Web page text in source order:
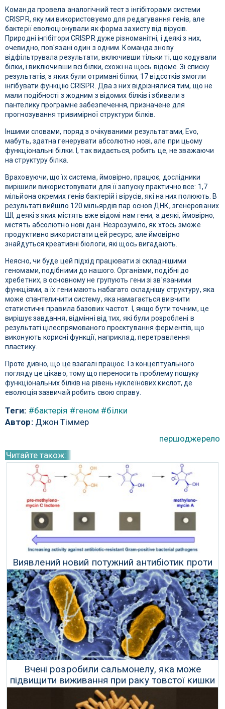
Команда провела аналогічний тест з інгібіторами системи
CRISPR, яку ми використовуємо для редагування генів, але
бактерії еволюціонували як форма захисту від вірусів.
Природні інгібітори CRISPR дуже різноманітні, і деякі з них,
очевидно, пов'язані один з одним. Команда знову
відфільтрувала результати, включивши тільки ті, що кодували
білки, і виключивши всі білки, схожі на щось відоме. Зі списку
результатів, з яких були отримані білки, 17 відсотків змогли
інгібувати функцію CRISPR. Два з них відрізнялися тим, що не
мали подібності з жодним з відомих білків і збивали з
пантелику програмне забезпечення, призначене для
прогнозування тривимірної структури білків.
Іншими словами, поряд з очікуваними результатами, Evo,
мабуть, здатна генерувати абсолютно нові, але при цьому
функціональні білки. І, так видається, робить це, не зважаючи
на структуру білка.
Враховуючи, що їх система, ймовірно, працює, дослідники
вирішили використовувати для її запуску практично все: 1,7
мільйона окремих генів бактерій і вірусів, які на них полюють. В
результаті вийшло 120 мільярдів пар основ ДНК, згенерованих
ШІ, деякі з яких містять вже відомі нам гени, а деякі, ймовірно,
містять абсолютно нові дані. Незрозуміло, як хтось зможе
продуктивно використати цей ресурс, але ймовірно
знайдуться креативні біологи, які щось вигадають.
Неясно, чи буде цей підхід працювати зі складнішими
геномами, подібними до нашого. Організми, подібні до
хребетних, в основному не групують гени зі зв'язаними
функціями, а їх гени мають набагато складнішу структуру, яка
може спантеличити систему, яка намагається вивчити
статистичні правила базових частот. І, якщо бути точним, це
вирішує завдання, відмінні від тих, які були розроблені в
результаті цілеспрямованого проєктування ферментів, що
виконують корисні функції, наприклад, перетравлення
пластику.
Проте дивно, що це взагалі працює. І з концептуального
погляду це цікаво, тому що переносить проблему пошуку
функціональних білків на рівень нуклеїнових кислот, де
еволюція зазвичай робить свою справу.
Теги: #бактерія #геном #білки
Автор:Джон Тіммер
першоджерело
Читайте також:
Виявлений новий потужний антибіотик проти
резистентних бактерій
29 Жовтня 2025 р.
Вчені розробили сальмонелу, яка може
підвищити виживання при раку товстої кишки
22 Вересня 2025 р.